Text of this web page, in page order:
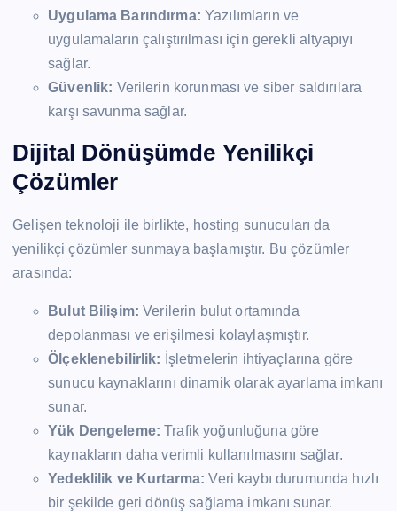
Uygulama Barındırma: Yazılımların ve
uygulamaların çalıştırılması için gerekli altyapıyı
sağlar.
Güvenlik: Verilerin korunması ve siber saldırılara
karşı savunma sağlar.
Dijital Dönüşümde Yenilikçi
Çözümler
Gelişen teknoloji ile birlikte, hosting sunucuları da
yenilikçi çözümler sunmaya başlamıştır. Bu çözümler
arasında:
Bulut Bilişim: Verilerin bulut ortamında
depolanması ve erişilmesi kolaylaşmıştır.
Ölçeklenebilirlik: İşletmelerin ihtiyaçlarına göre
sunucu kaynaklarını dinamik olarak ayarlama imkanı
sunar.
Yük Dengeleme: Trafik yoğunluğuna göre
kaynakların daha verimli kullanılmasını sağlar.
Yedeklilik ve Kurtarma: Veri kaybı durumunda hızlı
bir şekilde geri dönüş sağlama imkanı sunar.